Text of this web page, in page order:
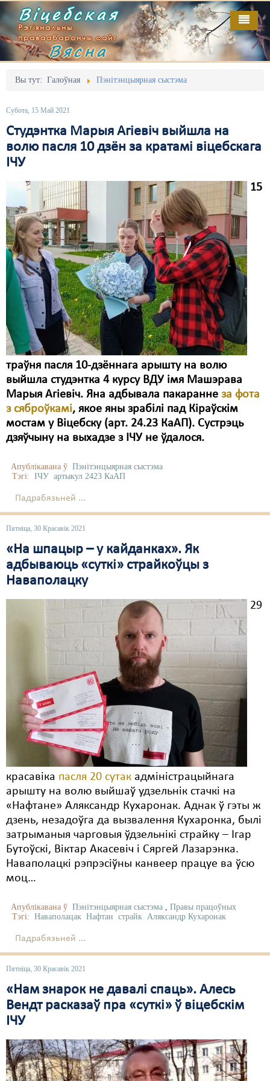
Віцебская
Рэгіянальны
праваабарончы сайт
Вясна
Вы тут: Галоўная Пэнітэнцыярная сыстэма
Субота, 15 Май 2021
Студэнтка Марыя Агіевіч выйшла на
волю пасля 10 дзён за кратамі віцебскага
ІЧУ
15
траўня пасля 10-дзённага арышту на волю
выйшла студэнтка 4 курсу ВДУ імя Машэрава
Марыя Агіевіч. Яна адбывала пакаранне за фота
з сяброўкамі, якое яны зрабілі пад Кіраўскім
мостам у Віцебску (арт. 24.23 КаАП). Сустрэць
дзяўчыну на выхадзе з ІЧУ не ўдалося.
Апублікавана ў Пэнітэнцыярная сыстэма
Тэгі: ІЧУ артыкул 2423 КаАП
Падрабязьней ...
Пятніца, 30 Красавік 2021
«На шпацыр – у кайданках». Як
адбываюць «суткі» страйкоўцы з
Наваполацку
29
красавіка пасля 20 сутак адміністрацыйнага
арышту на волю выйшаў удзельнік стачкі на
«Нафтане» Аляксандр Кухаронак. Аднак ў гэты ж
дзень, незадоўга да вызвалення Кухаронка, былі
затрыманыя чарговыя ўдзельнікі страйку – Ігар
Бутоўскі, Віктар Акасевіч і Сяргей Лазарэнка.
Наваполацкі рэпрэсіўны канвеер працуе ва ўсю
моц…
Апублікавана ў Пэнітэнцыярная сыстэма , Правы працоўных
Тэгі: Наваполацак Нафтан страйк Аляксандр Кухаронак
Падрабязьней ...
Пятніца, 30 Красавік 2021
«Нам знарок не давалі спаць». Алесь
Вендт расказаў пра «суткі» ў віцебскім
ІЧУ
Галоўная
Адміністрацыйны перасьлед
Безбар'ернае асяродзьдзе
Выбары
Дзяржава
Дыскрымінацыя
Затрыманьні
Карная псыхіятрыя
КПЧ ААН
Культурныя правы
ЛПП
Мігранты
Мірныя сходы
Палітвязьні
Праваабаронцы
Правы дзіцяці
Распальваньне варожасьці
Свабода слова
Свабода сумленьня
Сьмяротнае пакараньне
Правы працоўных
Сацыяльныя правы
Выданьні
Кантакт
Пра нас